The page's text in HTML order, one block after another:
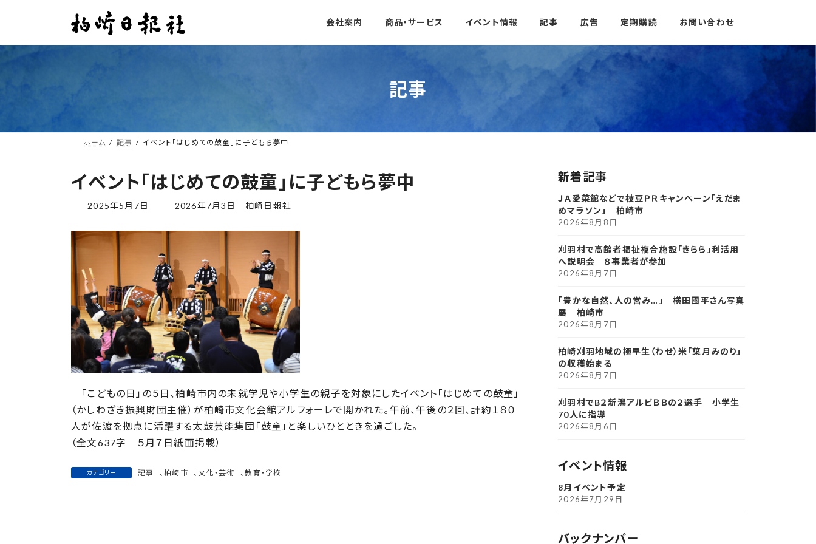
ン
ー
会社案内 商品・サービス イベント情報 記事 広告 定期購読 お問い合わせ
記事
ホーム 記事 イベント「はじめての鼓童」に子どもら夢中
イベント「はじめての鼓童」に子どもら夢中
2025年5月7日
最
更
時
:
2026年7月3日 柏崎日報社
「こどもの日」の５日、柏崎市内の未就学児や小学生の親子を対象にしたイベント「はじめての鼓童」
（かしわざき振興財団主催）が柏崎市文化会館アルフォーレで開かれた。午前、午後の２回、計約１８０
人が佐渡を拠点に活躍する太鼓芸能集団「鼓童」と楽しいひとときを過ごした。
（全文637字 ５月７日紙面掲載）
カテゴリー 記事 、柏崎市 、 文化・芸術 、教育・学校
新着記事
ＪＡ愛菜館などで枝豆ＰＲキャンペーン「えだま
めマラソン」 柏崎市
2026年8月8日
刈羽村で高齢者福祉複合施設「きらら」利活用
へ説明会 ８事業者が参加
2026年8月7日
「豊かな自然、人の営み…」 横田國平さん写真
展 柏崎市
2026年8月7日
柏崎刈羽地域の極早生（わせ）米「葉月みのり」
の収穫始まる
2026年8月7日
刈羽村でB２新潟アルビＢＢの２選手 小学生
70人に指導
2026年8月6日
イベント情報
8月イベント予定
2026年7月29日
バックナンバー